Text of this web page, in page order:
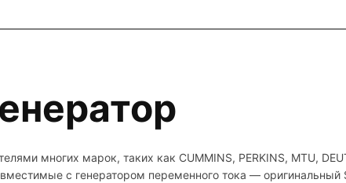
многих марок, таких как CUMMINS, PERKINS, MTU,
с генератором переменного тока — оригинальный